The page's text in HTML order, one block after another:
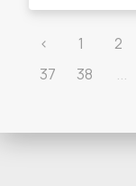
‹ 1 2
37
38 ...